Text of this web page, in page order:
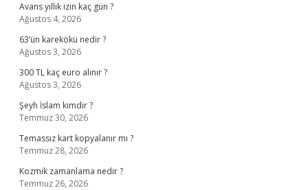
Avans yıllık izin kaç gün ?
Ağustos 4, 2026
63’ün karekökü nedir ?
Ağustos 3, 2026
300 TL kaç euro alınır ?
Ağustos 3, 2026
Şeyh İslam kimdir ?
Temmuz 30, 2026
Temassız kart kopyalanır mı ?
Temmuz 28, 2026
Kozmik zamanlama nedir ?
Temmuz 26, 2026